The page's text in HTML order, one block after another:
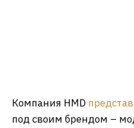
Компания HMD
под своим брендом –